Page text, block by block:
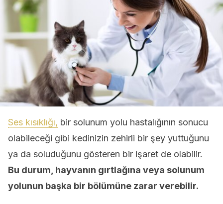
Ses kısıklığı, bir solunum yolu hastalığının sonucu
olabileceği gibi kedinizin zehirli bir şey yuttuğunu
ya da soluduğunu gösteren bir işaret de olabilir.
Bu durum, hayvanın gırtlağına veya solunum
yolunun başka bir bölümüne zarar verebilir.